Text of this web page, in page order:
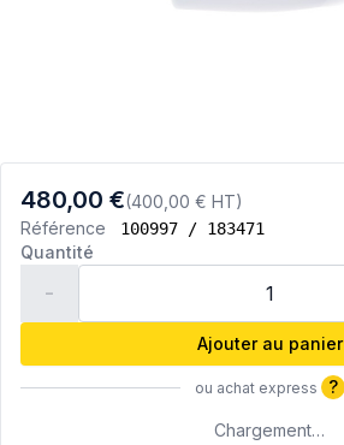
480,00 €(400,00 € HT)
Référence
100997 / 183471
Quantité
-
Ajouter au panier
ou achat express ?
Chargement…